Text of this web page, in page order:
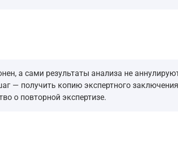
а сами результаты анализа не
— получить копию экспертного
о повторной экспертизе.